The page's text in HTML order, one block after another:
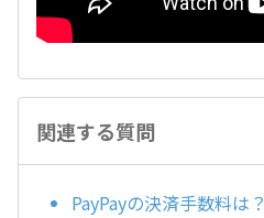
関連する質問
PayPayの決済手数料は？